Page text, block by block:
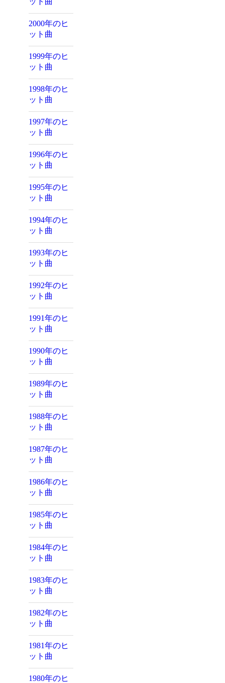
2000年のヒ
ット曲
1999年のヒ
ット曲
1998年のヒ
ット曲
1997年のヒ
ット曲
1996年のヒ
ット曲
1995年のヒ
ット曲
1994年のヒ
ット曲
1993年のヒ
ット曲
1992年のヒ
ット曲
1991年のヒ
ット曲
1990年のヒ
ット曲
1989年のヒ
ット曲
1988年のヒ
ット曲
1987年のヒ
ット曲
1986年のヒ
ット曲
1985年のヒ
ット曲
1984年のヒ
ット曲
1983年のヒ
ット曲
1982年のヒ
ット曲
1981年のヒ
ット曲
1980年のヒ